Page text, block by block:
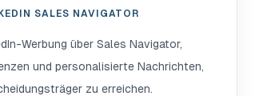
SALES NAVIGATOR
Werbung über Sales Navigator,
und personalisierte Nachrichten,
zu erreichen.